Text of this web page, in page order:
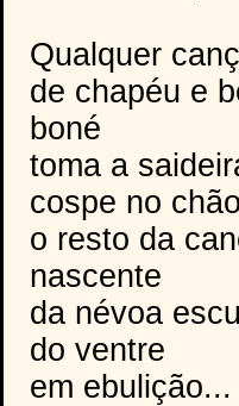
Qualquer
de chapéu e
boné
toma a
cospe no
o resto da
nascente
da névoa
do ventre
em ebulição...